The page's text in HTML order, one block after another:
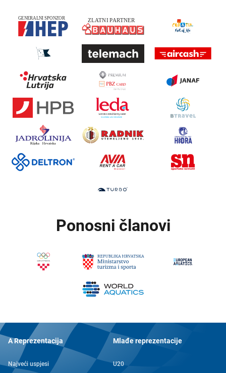
Ponosni članovi
A Reprezentacija
Najveći uspjesi
Mlađe reprezentacije
U20